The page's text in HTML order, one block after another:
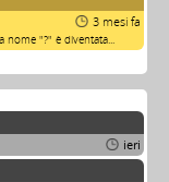
3 mesi fa
nome "?" è diventata...
ieri